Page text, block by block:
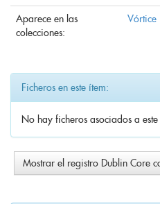
Aparece en las
colecciones:
Vórtice
Ficheros en este ítem:
No hay ficheros asociados a este
Mostrar el registro Dublin Core